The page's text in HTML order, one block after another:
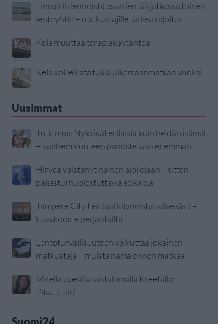
Finnairin lennoista osan lentää jatkossa toinen
lentoyhtiö – matkustajille tärkeä rajoitus
Kela muuttaa terapiakäytäntöä
Kela voi leikata tukia ulkomaanmatkan vuoksi
Uusimmat
Tutkimus: Nykyisät erilaisia kuin heidän isänsä
– vanhemmuuteen panostetaan enemmän
Hirveä väistänyt nainen ajoi ojaan – sitten
paljastui huolestuttavia seikkoja
Tampere City Festival käynnistyi väkevästi –
kuvakooste perjantailta
Lentoturvallisuuteen vaikuttaa jokainen
matkustaja – muista nämä ennen matkaa
Mirella upealla rantalomalla Kreetalla:
”Nautittiin”